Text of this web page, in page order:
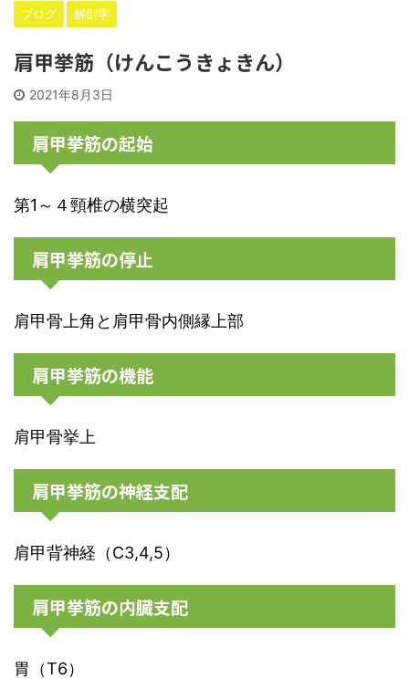
ブログ 解剖学
肩甲挙筋（けんこうきょきん）
2021年8月3日
肩甲挙筋の起始
第1～４頸椎の横突起
肩甲挙筋の停止
肩甲骨上角と肩甲骨内側縁上部
肩甲挙筋の機能
肩甲骨挙上
肩甲挙筋の神経支配
肩甲背神経（C3,4,5）
肩甲挙筋の内臓支配
胃（T6）